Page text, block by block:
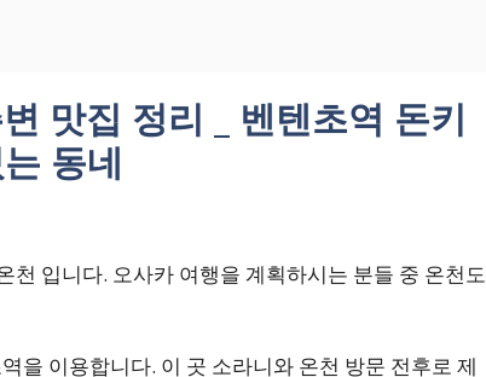
맛집 정리 _ 벤텐초역 돈키
동네
입니다. 오사카 여행을 계획하시는 분들 중 온천도
을 이용합니다. 이 곳 소라니와 온천 방문 전후로 제